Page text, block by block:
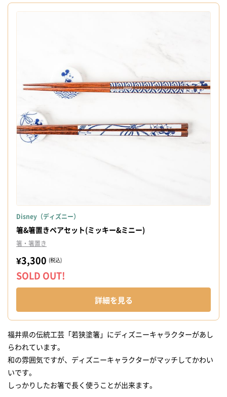
Disney（ディズニー）
箸&箸置きペアセット(ミッキー&ミニー)
箸・箸置き
¥3,300 (税込)
SOLD OUT!
詳細を見る
福井県の伝統工芸「若狭塗箸」にディズニーキャラクターがあし
らわれています。
和の雰囲気ですが、ディズニーキャラクターがマッチしてかわい
いです。
しっかりしたお箸で長く使うことが出来ます。